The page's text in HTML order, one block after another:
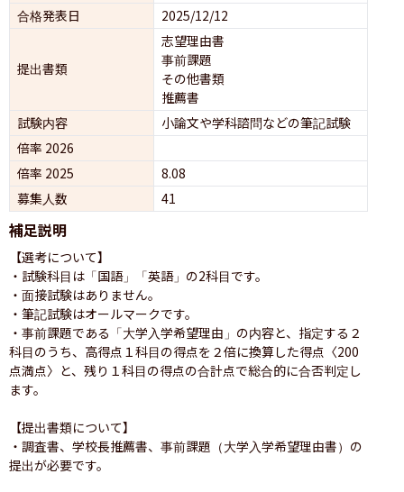
合格発表日
2025/12/12
提出書類
志望理由書
事前課題
その他書類
推薦書
試験内容
小論文や学科諮問などの筆記試験
倍率 2026
倍率 2025
8.08
募集人数
41
補足説明
【選考について】
・試験科目は「国語」「英語」の2科目です。
・面接試験はありません。
・筆記試験はオールマークです。
・事前課題である「大学入学希望理由」の内容と、指定する２
科目のうち、高得点１科目の得点を２倍に換算した得点〈200
点満点〉と、残り１科目の得点の合計点で総合的に合否判定し
ます。
【提出書類について】
・調査書、学校長推薦書、事前課題（大学入学希望理由書）の
提出が必要です。